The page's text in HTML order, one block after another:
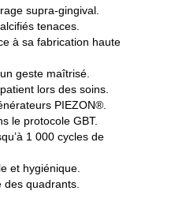
supra-gingival.
tenaces.
à sa fabrication haute
geste maîtrisé.
lors des soins.
PIEZON®.
le protocole GBT.
1 000 cycles de
et hygiénique.
des quadrants.